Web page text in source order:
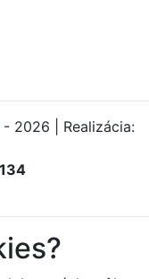
2026 | Realizácia: